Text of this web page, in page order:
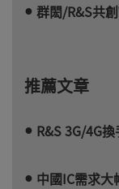
群閎/R&S共
推薦文章
R&S 3G/4G
中國IC需求